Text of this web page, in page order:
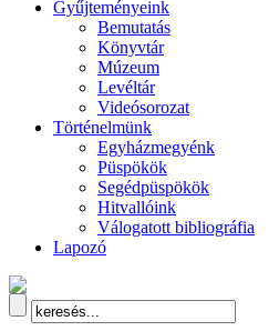
Gyűjteményeink
Bemutatás
Könyvtár
Múzeum
Levéltár
Videósorozat
Történelmünk
Egyházmegyénk
Püspökök
Segédpüspökök
Hitvallóink
Válogatott bibliográfia
Lapozó